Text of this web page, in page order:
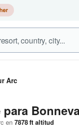
Arc
para
en 7878ft altitud